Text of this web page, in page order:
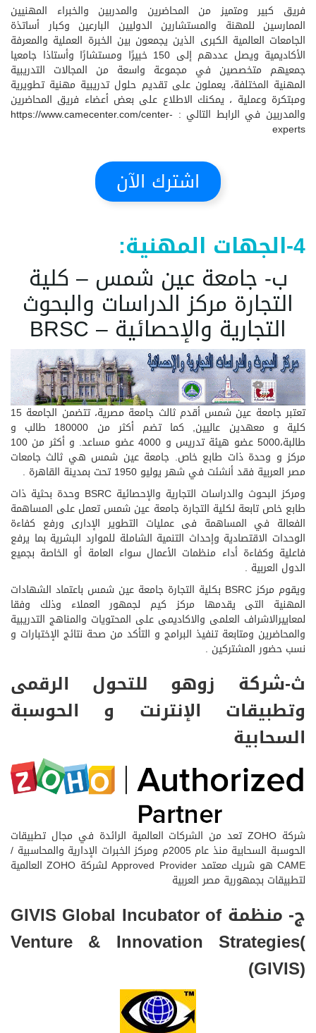
فريق كبير ومتميز من المحاضرين والمدربين والخبراء المهنيين
الممارسين للمهنة والمستشارين الدوليين البارعين وكبار أساتذة
الجامعات العالمية الكبرى الذين يجمعون بين الخبرة العملية والمعرفة
الأكاديمية ويصل عددهم إلى 150 خبيرًا ومستشارًا وأستاذا جامعيا
جمعيهم متخصصين في مجموعة واسعة من المجالات التدريبية
المهنية المختلفة، يعملون على تقديم حلول تدريبية مهنية تطويرية
ومبتكرة وعملية ، يمكنك الاطلاع على بعض أعضاء فريق المحاضرين
والمدربين في الرابط التالي : https://www.camecenter.com/center-
experts
اشترك الآن
4-الجهات المهنية:
ب- جامعة عين شمس – كلية
التجارة مركز الدراسات والبحوث
التجارية والإحصائية – BRSC
تعتبر جامعة عين شمس أقدم ثالث جامعة مصرية، تتضمن الجامعة 15
كلية و معهدين عاليين, كما تضم أكثر من 180000 طالب و
طالبة،5000 عضو هيئة تدريس و 4000 عضو مساعد. و أكثر من 100
مركز و وحدة ذات طابع خاص. جامعة عين شمس هي ثالث جامعات
مصر العربية فقد أنشئت في شهر يوليو 1950 تحت بمدينة القاهرة .
ومركز البحوث والدراسات التجارية والإحصائية BSRC وحدة بحثية ذات
طابع خاص تابعة لكلية التجارة جامعة عين شمس تعمل على المساهمة
الفعالة في المساهمة فى عمليات التطوير الإدارى ورفع كفاءة
الوحدات الاقتصادية وإحداث التنمية الشاملة للموارد البشرية بما يرفع
فاعلية وكفاءة أداء منظمات الأعمال سواء العامة أو الخاصة بجميع
الدول العربية .
ويقوم مركز BSRC بكلية التجارة جامعة عين شمس باعتماد الشهادات
المهنية التى يقدمها مركز كيم لجمهور العملاء وذلك وفقا
لمعاييرالاشراف العلمى والاكاديمى على المحتويات والمناهج التدريبية
والمحاضرين ومتابعة تنفيذ البرامج و التأكد من صحة نتائج الإختبارات و
نسب حضور المشتركين .
ث-شركة زوهو للتحول الرقمى
وتطبيقات الإنترنت و الحوسبة
السحابية
شركة ZOHO تعد من الشركات العالمية الرائدة في مجال تطبيقات
الحوسبة السحابية منذ عام 2005م ومركز الخبرات الإدارية والمحاسبية /
CAME هو شريك معتمد Approved Provider لشركة ZOHO العالمية
لتطبيقات بجمهورية مصر العربية
ج- منظمة GIVIS Global Incubator of
Venture & Innovation Strategies(
(GIVIS)